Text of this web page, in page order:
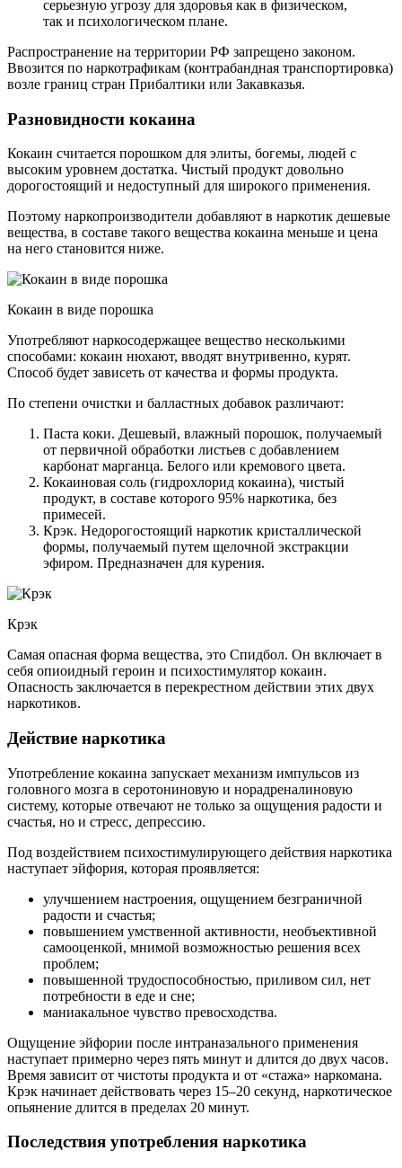
серьезную угрозу для здоровья как в физическом,
так и психологическом плане.
Распространение на территории РФ запрещено законом.
Ввозится по наркотрафикам (контрабандная транспортировка)
возле границ стран Прибалтики или Закавказья.
Разновидности кокаина
Кокаин считается порошком для элиты, богемы, людей с
высоким уровнем достатка. Чистый продукт довольно
дорогостоящий и недоступный для широкого применения.
Поэтому наркопроизводители добавляют в наркотик дешевые
вещества, в составе такого вещества кокаина меньше и цена
на него становится ниже.
Кокаин в виде порошка
Употребляют наркосодержащее вещество несколькими
способами: кокаин нюхают, вводят внутривенно, курят.
Способ будет зависеть от качества и формы продукта.
По степени очистки и балластных добавок различают:
Паста коки. Дешевый, влажный порошок, получаемый
от первичной обработки листьев с добавлением
карбонат марганца. Белого или кремового цвета.
Кокаиновая соль (гидрохлорид кокаина), чистый
продукт, в составе которого 95% наркотика, без
примесей.
Крэк. Недорогостоящий наркотик кристаллической
формы, получаемый путем щелочной экстракции
эфиром. Предназначен для курения.
Крэк
Самая опасная форма вещества, это Спидбол. Он включает в
себя опиоидный героин и психостимулятор кокаин.
Опасность заключается в перекрестном действии этих двух
наркотиков.
Действие наркотика
Употребление кокаина запускает механизм импульсов из
головного мозга в серотониновую и норадреналиновую
систему, которые отвечают не только за ощущения радости и
счастья, но и стресс, депрессию.
Под воздействием психостимулирующего действия наркотика
наступает эйфория, которая проявляется:
улучшением настроения, ощущением безграничной
радости и счастья;
повышением умственной активности, необъективной
самооценкой, мнимой возможностью решения всех
проблем;
повышенной трудоспособностью, приливом сил, нет
потребности в еде и сне;
маниакальное чувство превосходства.
Ощущение эйфории после интраназального применения
наступает примерно через пять минут и длится до двух часов.
Время зависит от чистоты продукта и от «стажа» наркомана.
Крэк начинает действовать через 15–20 секунд, наркотическое
опьянение длится в пределах 20 минут.
Последствия употребления наркотика